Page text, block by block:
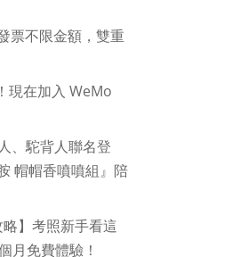
票不限金額，雙重
現在加入 WeMo
、駝背人聯名登
帽帽香噴噴組』陪
略】考照新手看這
月免費體驗！